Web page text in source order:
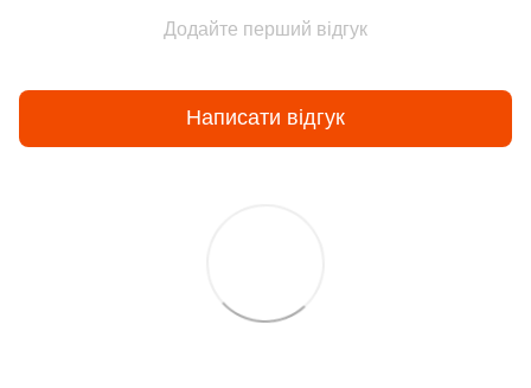
Додайте перший відгук
Написати відгук